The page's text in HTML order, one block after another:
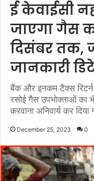
ई केवाईसी
जाएगा गैस
दिसंबर तक,
जानकारी
बैंक और इनकम टैक्स रिटर्न
रसोई गैस उपभोक्ताओं का
करवाना अनिवार्य कर दिया
December 25, 2023 0